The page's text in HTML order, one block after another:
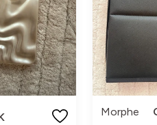
Morphe